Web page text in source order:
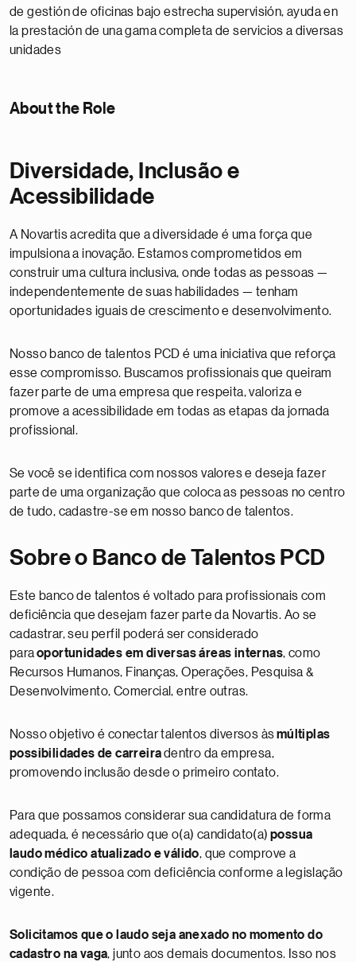
de gestión de oficinas bajo estrecha supervisión, ayuda en
la prestación de una gama completa de servicios a diversas
unidades
About the Role
Diversidade, Inclusão e
Acessibilidade
A Novartis acredita que a diversidade é uma força que
impulsiona a inovação. Estamos comprometidos em
construir uma cultura inclusiva, onde todas as pessoas —
independentemente de suas habilidades — tenham
oportunidades iguais de crescimento e desenvolvimento.
Nosso banco de talentos PCD é uma iniciativa que reforça
esse compromisso. Buscamos profissionais que queiram
fazer parte de uma empresa que respeita, valoriza e
promove a acessibilidade em todas as etapas da jornada
profissional.
Se você se identifica com nossos valores e deseja fazer
parte de uma organização que coloca as pessoas no centro
de tudo, cadastre-se em nosso banco de talentos.
Sobre o Banco de Talentos PCD
Este banco de talentos é voltado para profissionais com
deficiência que desejam fazer parte da Novartis. Ao se
cadastrar, seu perfil poderá ser considerado
paraoportunidades em diversas áreas internas, como
Recursos Humanos, Finanças, Operações, Pesquisa &
Desenvolvimento, Comercial, entre outras.
Nosso objetivo é conectar talentos diversos àsmúltiplas
possibilidades de carreiradentro da empresa,
promovendo inclusão desde o primeiro contato.
Para que possamos considerar sua candidatura de forma
adequada, é necessário que o(a) candidato(a) possua
laudo médico atualizado e válido, que comprove a
condição de pessoa com deficiência conforme a legislação
vigente.
Solicitamos que o laudo seja anexado no momento do
cadastro na vaga, junto aos demais documentos. Isso nos